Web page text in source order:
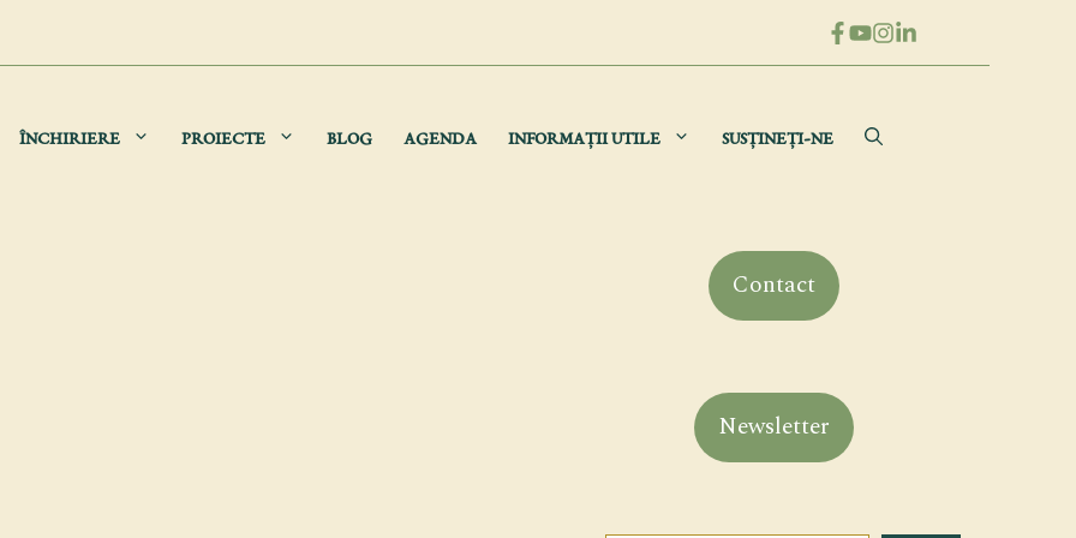
ÎNCHIRIERE PROIECTE BLOG AGENDA INFORMAȚII UTILE SUSȚINEȚI-NE
Contact
Newsletter